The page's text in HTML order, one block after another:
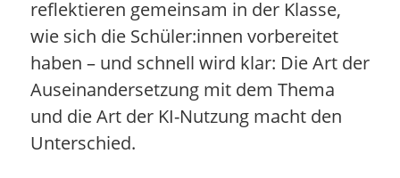
reflektieren gemeinsam in der Klasse,
wie sich die Schüler:innen vorbereitet
haben – und schnell wird klar: Die Art der
Auseinandersetzung mit dem Thema
und die Art der KI-Nutzung macht den
Unterschied.